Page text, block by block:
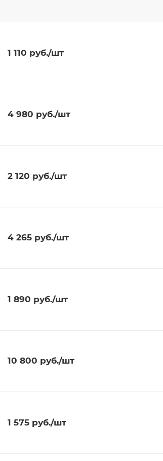
1 110 руб./шт
4 980 руб./шт
2 120 руб./шт
4 265руб./шт
1 890 руб./шт
10 800 руб./шт
1 575руб./шт